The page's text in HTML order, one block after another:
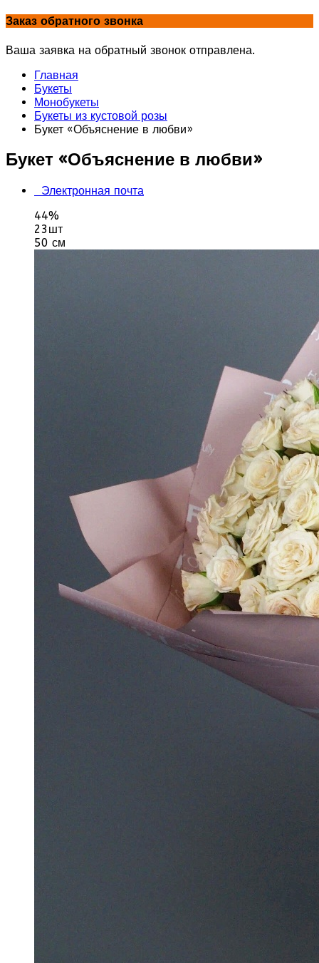
Заказ обратного звонка
Ваша заявка на обратный звонок отправлена.
Главная
Букеты
Монобукеты
Букеты из кустовой розы
Букет «Объяснение в любви»
Букет «Объяснение в любви»
Электронная почта
44%
23шт
50 см